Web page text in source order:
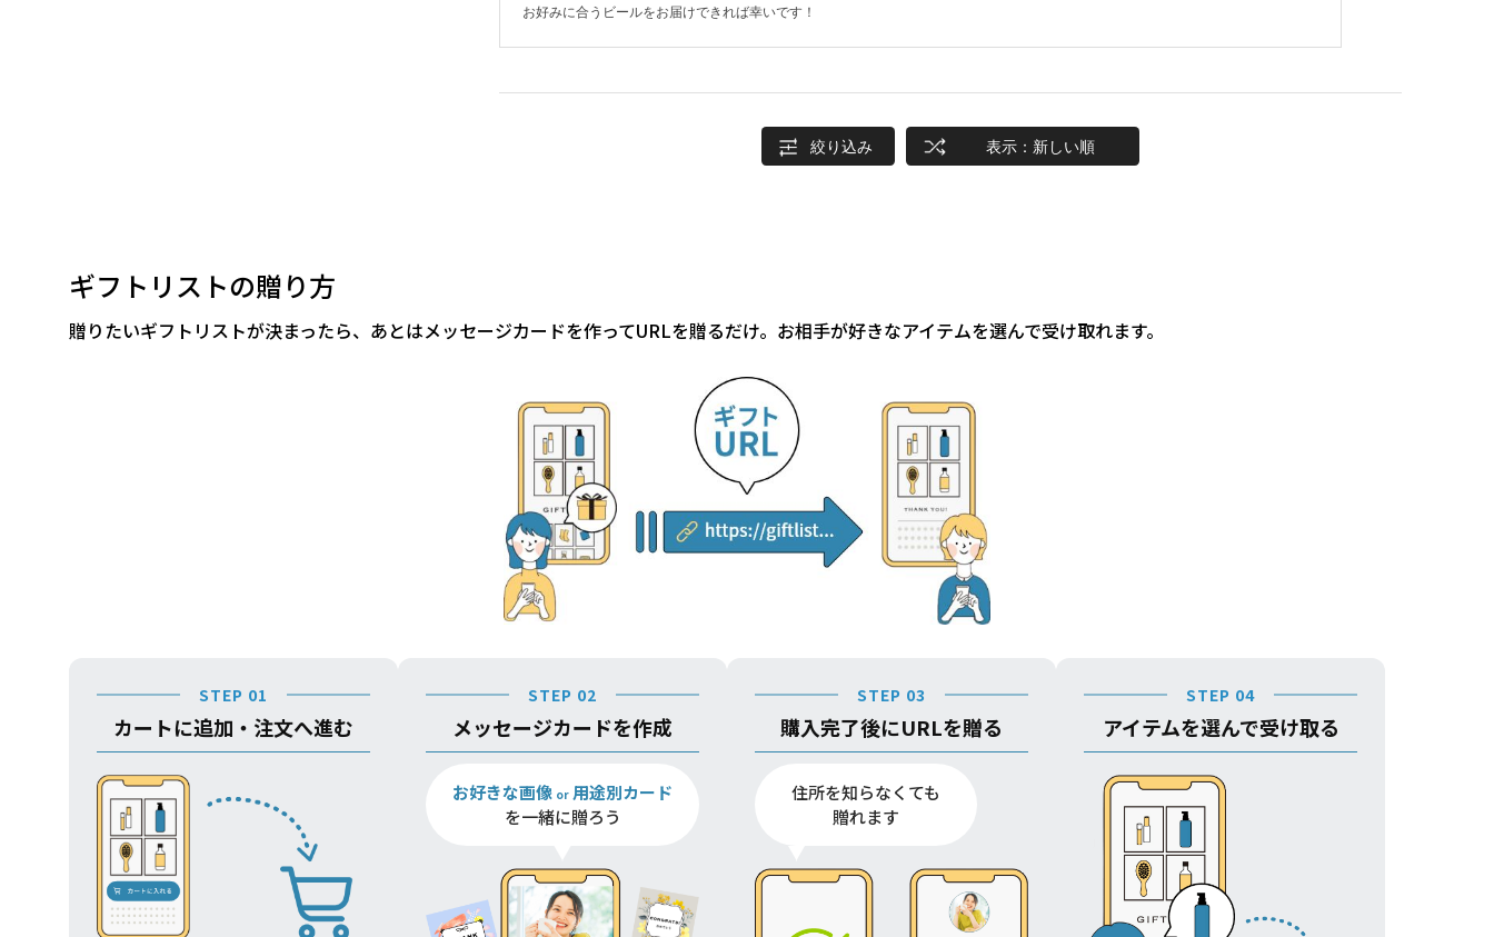
お好みに合うビールをお届けできれば幸いです！
絞り込み 表示：新しい順
ギフトリストの贈り方
贈りたいギフトリストが決まったら、あとはメッセージカードを作ってURLを贈るだけ。お相手が好きなアイテムを選んで受け取れます。
STEP 01
カートに追加・注文へ進む
STEP 02
メッセージカードを作成
お好きな画像 or 用途別カード
を一緒に贈ろう
STEP 03
購入完了後にURLを贈る
住所を知らなくても
贈れます
STEP 04
アイテムを選んで受け取る